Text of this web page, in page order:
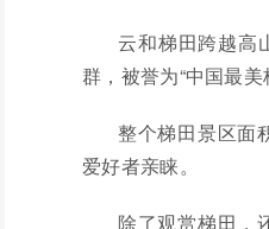
云和梯田跨越高
群，被誉为“中国最美
整个梯田景区面
爱好者亲睐。
除了观赏梯田，